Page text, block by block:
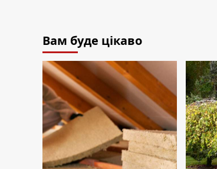
Вам буде цікаво